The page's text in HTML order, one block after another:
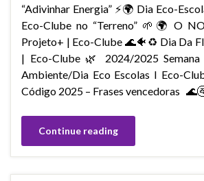
“Adivinhar Energia” ⚡🌍 Dia Eco-
Eco-Clube no “Terreno” 🌱🌍 O
Projeto+ | Eco-Clube 🌊🐠♻️ Dia Da
| Eco-Clube 🌿 2024/2025
Ambiente/Dia Eco Escolas I Eco-
Código 2025 – Frases vencedoras
Continue reading